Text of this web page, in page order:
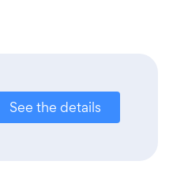
See the details